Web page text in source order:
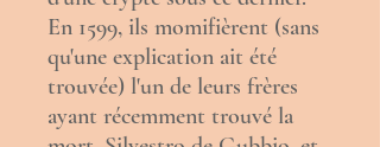
En 1599, ils momifièrent (sans
qu'une explication ait été
trouvée) l'un de leurs frères
ayant récemment trouvé la